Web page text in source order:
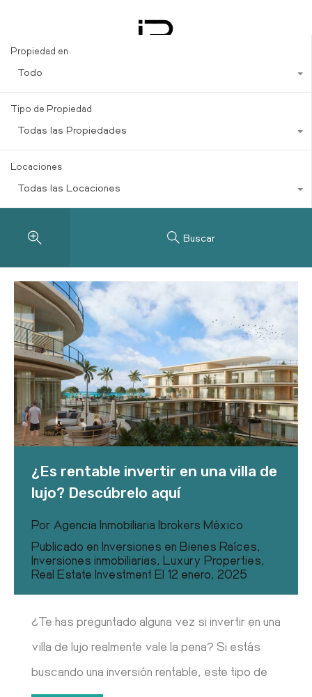
Propiedad en
Todo
Tipo de Propiedad
Todas las Propiedades
Locaciones
Todas las Locaciones
Buscar
¿Es rentable invertir en una villa de
lujo? Descúbrelo aquí
Por Agencia Inmobiliaria Ibrokers México
Publicado en Inversiones en Bienes Raíces,
Inversiones inmobiliarias, Luxury Properties,
Real Estate Investment El 12 enero, 2025
¿Te has preguntado alguna vez si invertir en una
villa de lujo realmente vale la pena? Si estás
buscando una inversión rentable, este tipo de